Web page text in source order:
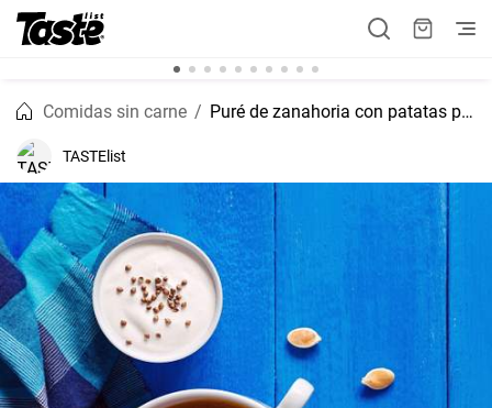
Comidas sin carne Puré de zanahoria con patatas para los más pequeños
TASTElist